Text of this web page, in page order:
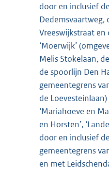
door en inclusief
Dedemsvaartweg,
Vreeswijkstraat en
‘Moerwijk’
Melis Stokelaan,
de spoorlijn Den
gemeentegrens
de
‘Mariahoeve en
en Horsten’,
door en inclusief
gemeentegrens
en met